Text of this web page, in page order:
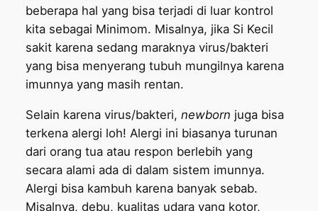
beberapa hal yang bisa terjadi di luar kontrol
kita sebagai Minimom. Misalnya, jika Si Kecil
sakit karena sedang maraknya virus/bakteri
yang bisa menyerang tubuh mungilnya karena
imunnya yang masih rentan.
Selain karena virus/bakteri, newborn juga bisa
terkena alergi loh! Alergi ini biasanya turunan
dari orang tua atau respon berlebih yang
secara alami ada di dalam sistem imunnya.
Alergi bisa kambuh karena banyak sebab.
Misalnya, debu, kualitas udara yang kotor,